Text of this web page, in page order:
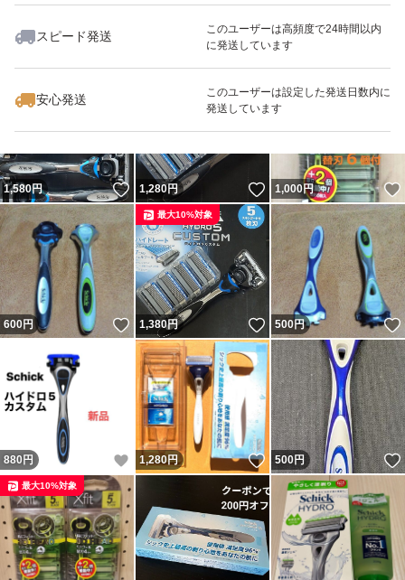
スピード発送
このユーザーは高頻度で24時間以内
に発送しています
安心発送
このユーザーは設定した発送日数内に
発送しています
いいね！
500
1,580円 いいね！
1,280円 いいね！
1,000円
600円 いいね！
1,380円 いいね！
最大10%対象
500円
880 円 いいね！
1,280円 いいね！
500円
最大10%対象